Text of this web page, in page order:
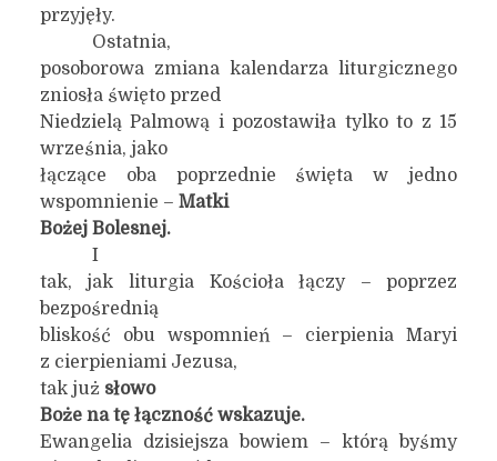
przyjęły.
Ostatnia,
posoborowa zmiana kalendarza liturgicznego
zniosła święto przed
Niedzielą Palmową i pozostawiła tylko to z 15
września, jako
łączące oba poprzednie święta w jedno
wspomnienie – Matki
Bożej Bolesnej.
I
tak, jak liturgia Kościoła łączy – poprzez
bezpośrednią
bliskość obu wspomnień – cierpienia Maryi
z cierpieniami Jezusa,
tak już słowo
Boże na tę łączność wskazuje.
Ewangelia dzisiejsza bowiem – którą byśmy